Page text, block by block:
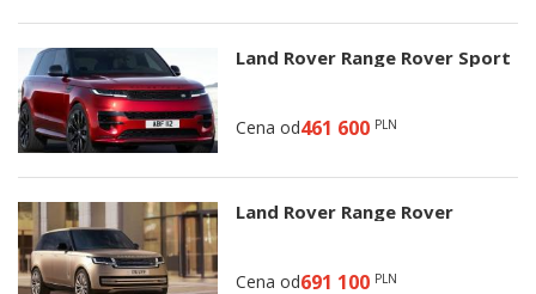
Land Rover Range Rover Sport
Cena od461 600 PLN
Land Rover Range Rover
Cena od691 100 PLN